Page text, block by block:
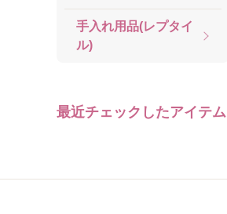
手入れ用品(レプタイ
ル)
最近チェックしたアイテム